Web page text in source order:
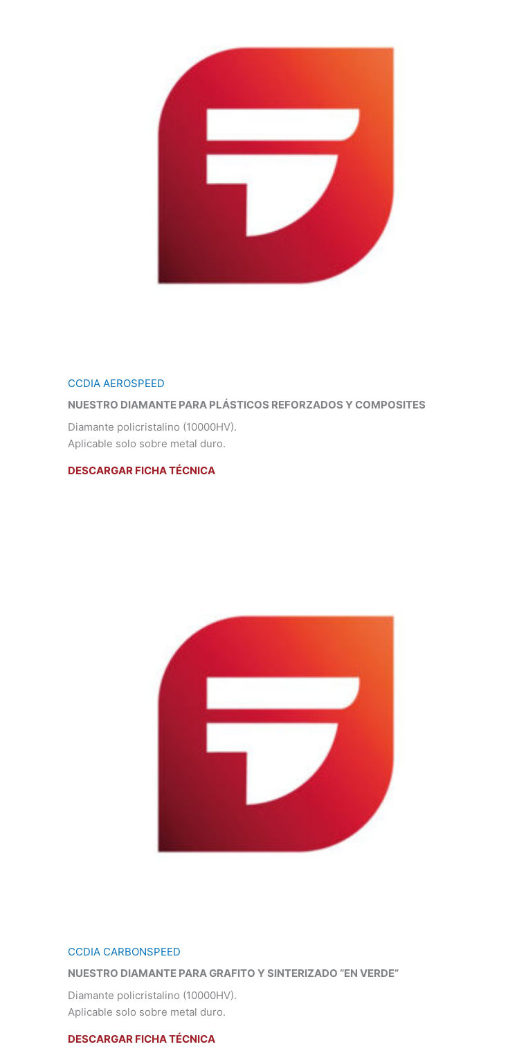
CCDIA AEROSPEED
NUESTRO DIAMANTE PARA PLÁSTICOS REFORZADOS Y COMPOSITES
Diamante policristalino (10000HV).
Aplicable solo sobre metal duro.
DESCARGAR FICHA TÉCNICA
CCDIA CARBONSPEED
NUESTRO DIAMANTE PARA GRAFITO Y SINTERIZADO “EN VERDE”
Diamante policristalino (10000HV).
Aplicable solo sobre metal duro.
DESCARGAR FICHA TÉCNICA